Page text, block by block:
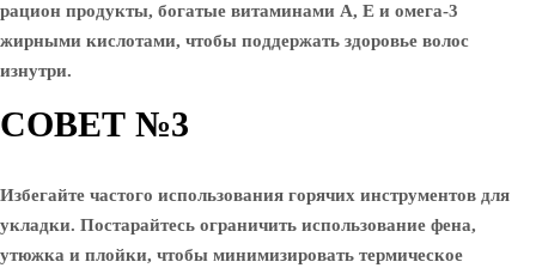
рацион продукты, богатые витаминами A, E и омега-3
жирными кислотами, чтобы поддержать здоровье волос
изнутри.
СОВЕТ №3
Избегайте частого использования горячих инструментов для
укладки. Постарайтесь ограничить использование фена,
утюжка и плойки, чтобы минимизировать термическое